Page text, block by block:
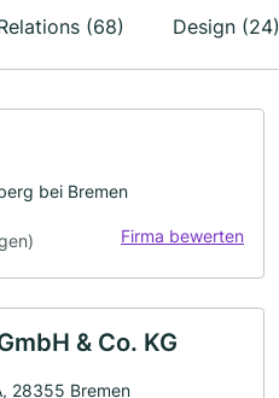
(68) Design (24)
bei Bremen
Firma bewerten
& Co. KG
28355 Bremen